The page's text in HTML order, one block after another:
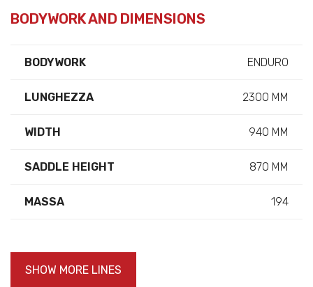
BODYWORK AND DIMENSIONS
BODYWORK ENDURO
LUNGHEZZA 2300 MM
WIDTH 940 MM
SADDLE HEIGHT 870 MM
MASSA 194
SHOW MORE LINES